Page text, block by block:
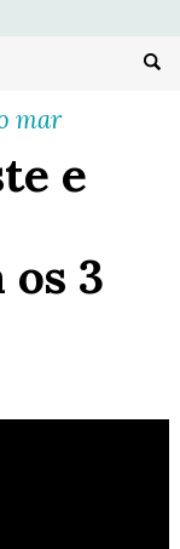
mar
e
3